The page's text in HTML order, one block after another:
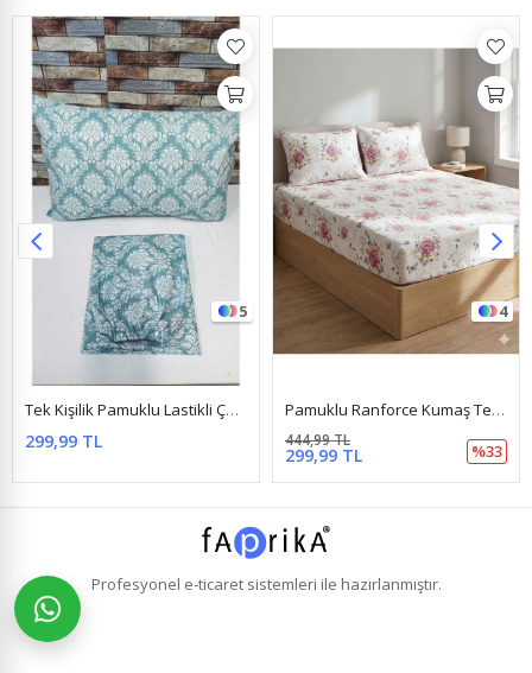
5
Tek Kişilik Pamuklu Lastikli Çarşaf Takımı ( Şal-Damaks Desen ) Yeşil
299,99 TL
4
Pamuklu Ranforce Kumaş Tek Kişilik Lastikli Çarşaf Takımı (100X200 & 120X200) Kelebek Pembe
299,99 TL
444,99 TL
%33
Profesyonel e-ticaretsistemleri ile hazırlanmıştır.